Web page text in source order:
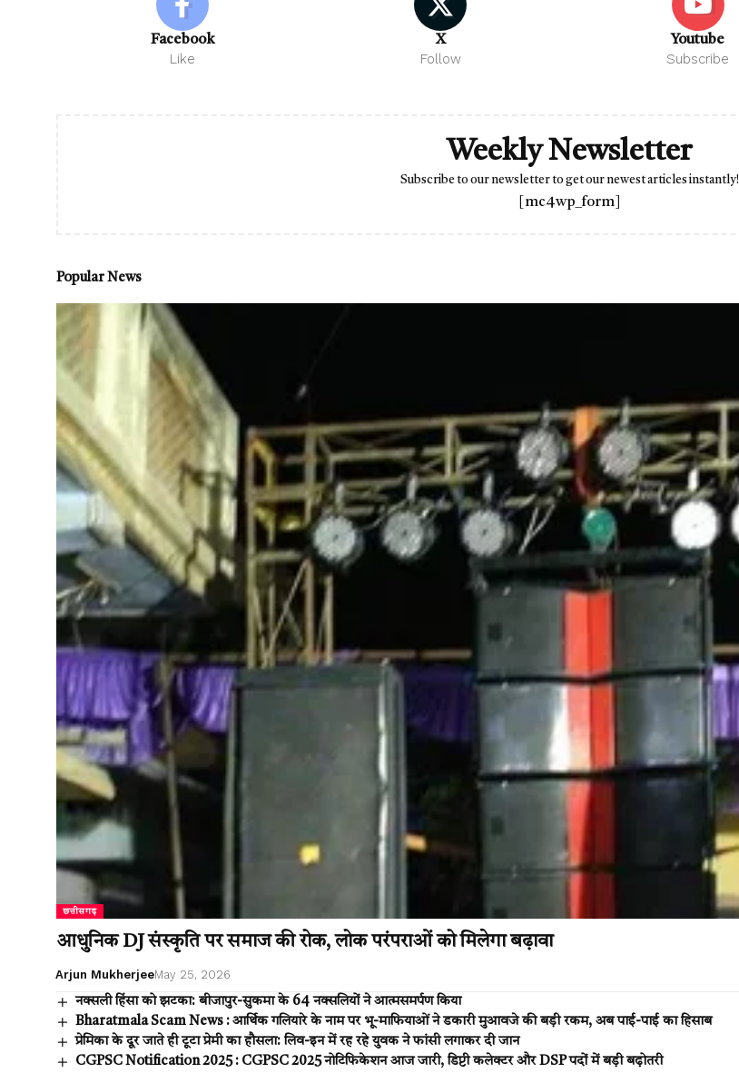
Facebook
Like
X
Follow
Youtube
Subscribe
Weekly Newsletter
Subscribe to our newsletter to get our newest articles instantly!
[mc4wp_form]
Popular News
छत्तीसगढ़
आधुनिक DJ संस्कृति पर समाज की रोक, लोक परंपराओं को मिलेगा बढ़ावा
Arjun MukherjeeMay 25, 2026
नक्सली हिंसा को झटका: बीजापुर-सुकमा के 64 नक्सलियों ने आत्मसमर्पण किया
Bharatmala Scam News : आर्थिक गलियारे के नाम पर भू-माफियाओं ने डकारी मुआवजे की बड़ी रकम, अब पाई-पाई का हिसाब
प्रेमिका के दूर जाते ही टूटा प्रेमी का हौसला: लिव-इन में रह रहे युवक ने फांसी लगाकर दी जान
CGPSC Notification 2025 : CGPSC 2025 नोटिफिकेशन आज जारी, डिप्टी कलेक्टर और DSP पदों में बड़ी बढ़ोतरी